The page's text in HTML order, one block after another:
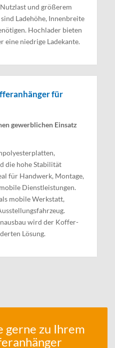
und größerem
Ladehöhe, Innenbreite
Hochlader bieten
eine niedrige Ladekante.
für
gewerblichen Einsatz
die hohe Stabilität
für Handwerk, Montage,
Dienstleistungen.
mobile Werkstatt,
wird der Koffer-
Lösung.
gerne zu Ihrem